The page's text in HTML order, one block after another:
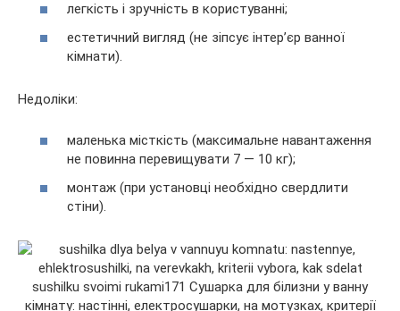
легкість і зручність в користуванні;
естетичний вигляд (не зіпсує інтер’єр ванної
кімнати).
Недоліки:
маленька місткість (максимальне навантаження
не повинна перевищувати 7 — 10 кг);
монтаж (при установці необхідно свердлити
стіни).